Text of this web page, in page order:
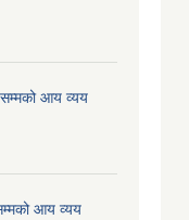
आय व्यय
आय व्यय